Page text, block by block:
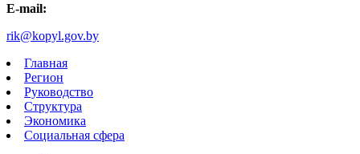
E-mail:
rik@kopyl.gov.by
Главная
Регион
Руководство
Структура
Экономика
Социальная сфера